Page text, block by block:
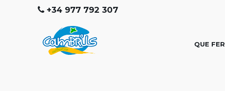
+34 977 792 307
QUE FER